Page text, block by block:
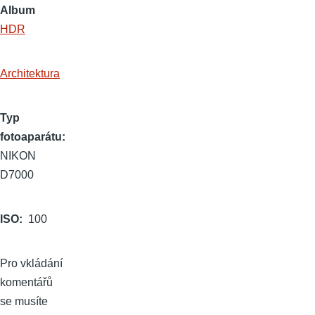
Album
HDR
Architektura
Typ
fotoaparátu
NIKON
D7000
ISO 100
Pro vkládání
komentářů
se musíte